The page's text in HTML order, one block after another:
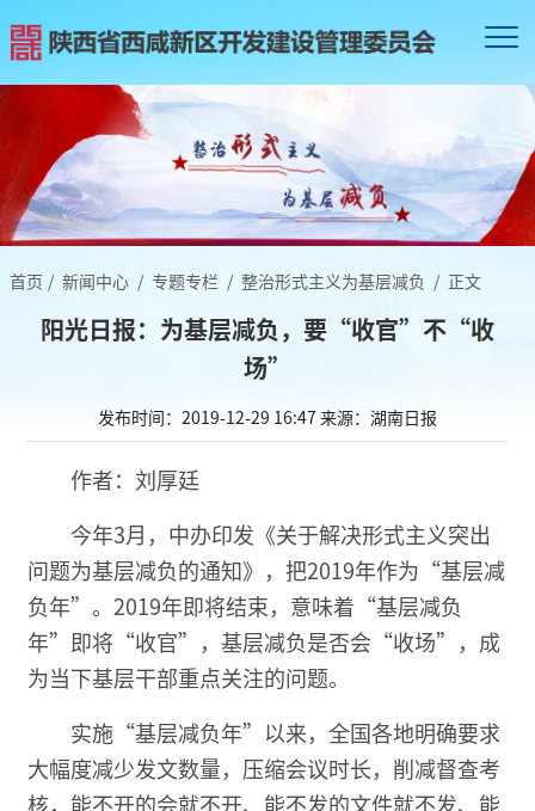
首页 / 新闻中心 / 专题专栏 / 整治形式主义为基层减负 / 正文
阳光日报：为基层减负，要“收官”不“收
场”
发布时间：2019-12-29 16:47来源：湖南日报
作者：刘厚廷
今年3月，中办印发《关于解决形式主义突出
问题为基层减负的通知》，把2019年作为“基层减
负年”。2019年即将结束，意味着“基层减负
年”即将“收官”，基层减负是否会“收场”，成
为当下基层干部重点关注的问题。
实施“基层减负年”以来，全国各地明确要求
大幅度减少发文数量，压缩会议时长，削减督查考
核，能不开的会就不开、能不发的文件就不发、能